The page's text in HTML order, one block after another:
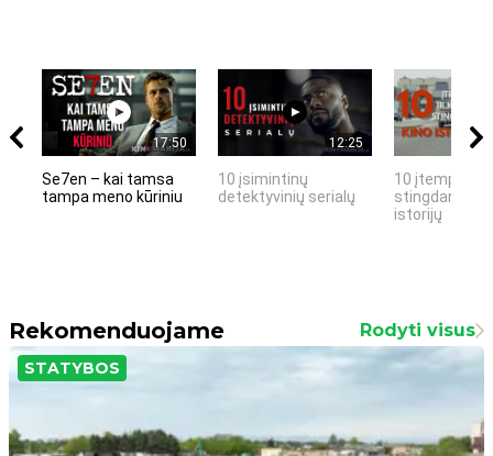
17:50
Se7en – kai tamsa
tampa meno kūriniu
12:25
10 įsimintinų
detektyvinių serialų
10 įtemptų,
stingdančių
istorijų
Rekomenduojame Rodyti visus
STATYBOS